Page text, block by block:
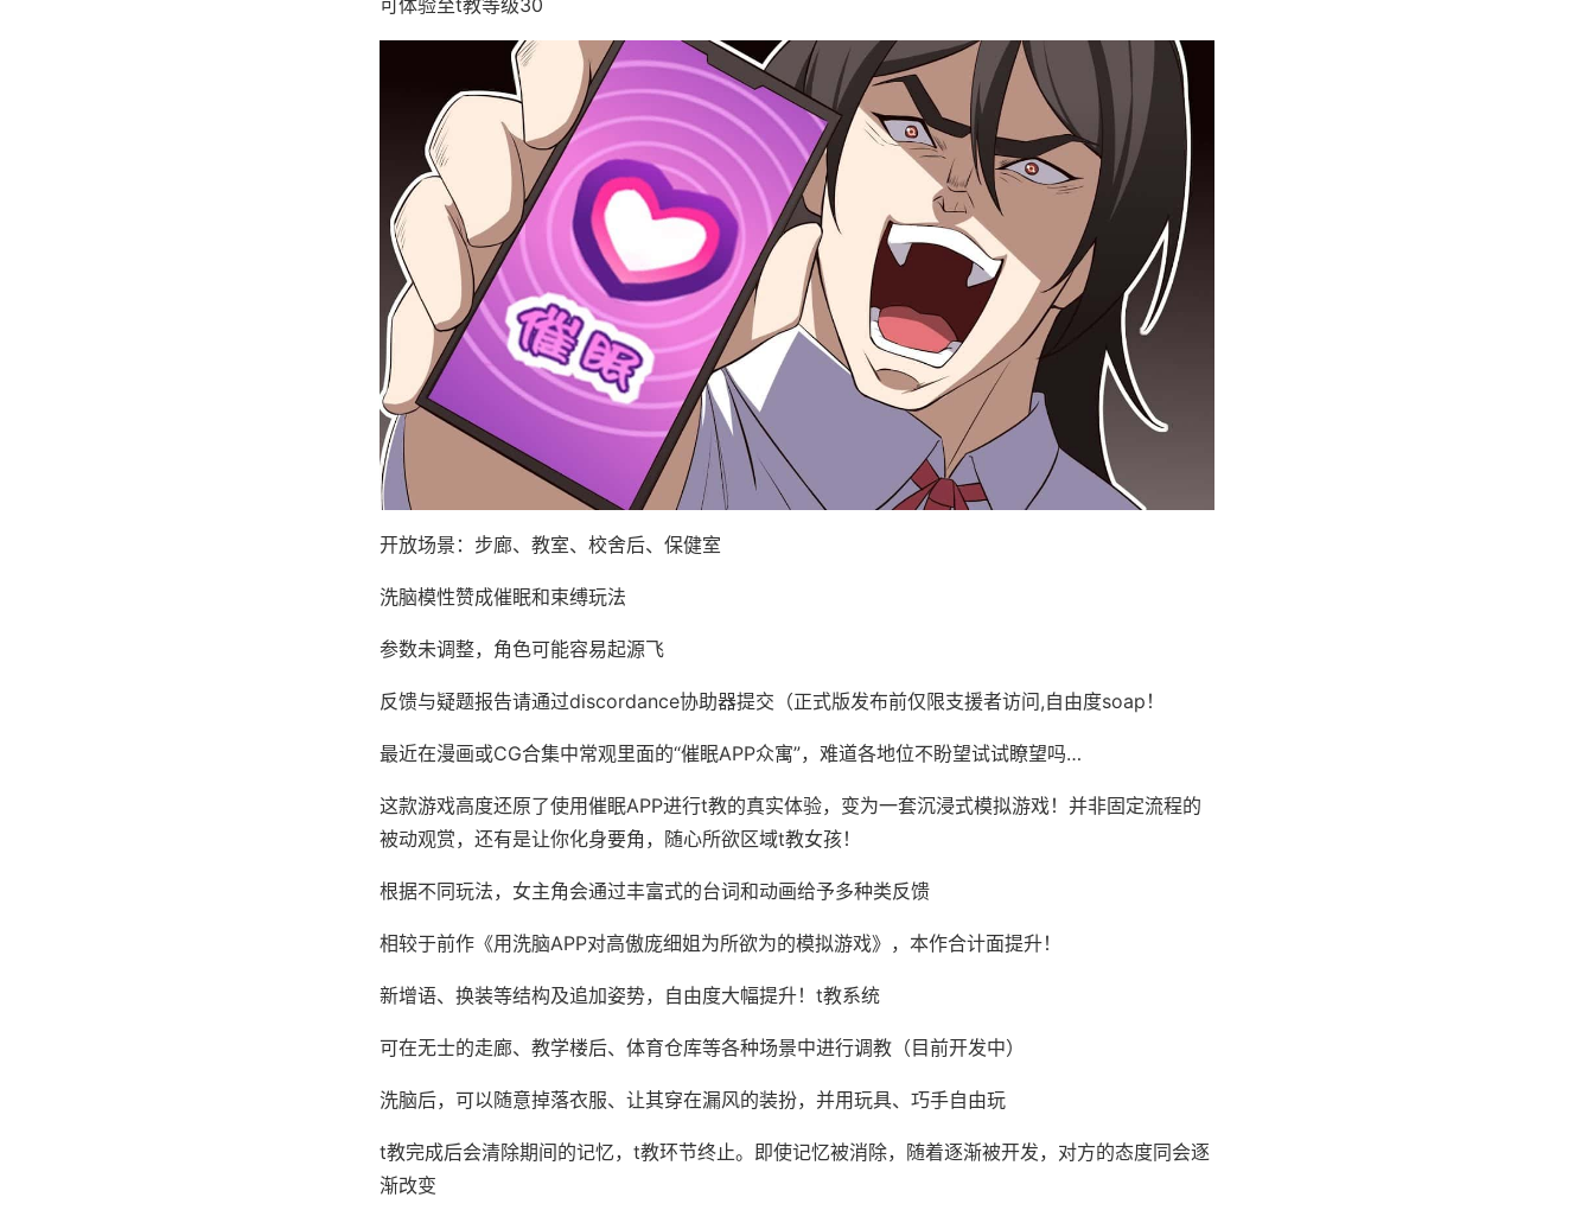
开放场景：步廊、教室、校舍后、保健室
洗脑模性赞成催眠和束缚玩法
参数未调整，角色可能容易起源飞
反馈与疑题报告请通过discordance协助器提交（正式版发布前仅限支援者访问,自由度soap！
最近在漫画或CG合集中常观里面的“催眠APP众寓”，难道各地位不盼望试试瞭望吗…
这款游戏高度还原了使用催眠APP进行t教的真实体验，变为一套沉浸式模拟游戏！并非固定流程的
被动观赏，还有是让你化身要角，随心所欲区域t教女孩！
根据不同玩法，女主角会通过丰富式的台词和动画给予多种类反馈
相较于前作《用洗脑APP对高傲庞细姐为所欲为的模拟游戏》，本作合计面提升！
新增语、换装等结构及追加姿势，自由度大幅提升！t教系统
可在无士的走廊、教学楼后、体育仓库等各种场景中进行调教（目前开发中）
洗脑后，可以随意掉落衣服、让其穿在漏风的装扮，并用玩具、巧手自由玩
t教完成后会清除期间的记忆，t教环节终止。即使记忆被消除，随着逐渐被开发，对方的态度同会逐
渐改变